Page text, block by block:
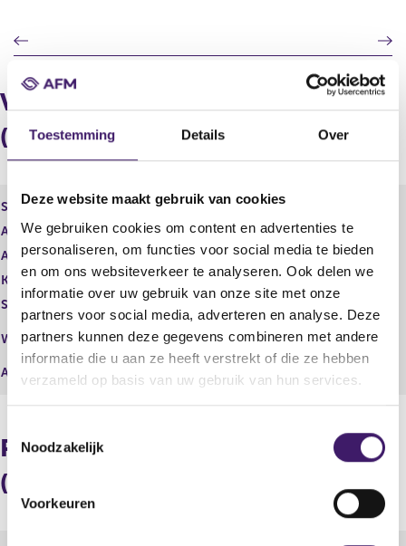
Toestemming Details Over
Deze website maakt gebruik van cookies
We gebruiken cookies om content en advertenties te
personaliseren, om functies voor social media te bieden
en om ons websiteverkeer te analyseren. Ook delen we
informatie over uw gebruik van onze site met onze
partners voor social media, adverteren en analyse. Deze
partners kunnen deze gegevens combineren met andere
informatie die u aan ze heeft verstrekt of die ze hebben
verzameld op basis van uw gebruik van hun services.
o
e
s
Noodzakelijk
Voorkeuren
o
r
i
g
e
e
i
t
e
r
r
e
u
l
t
a
V
o
l
g
e
e
s
t
r
e
l
a
a
Verdeling in aantallen
(longpositie)
Soort aandeel
Aandeel aan toonder
Aantal aandelen
729.098,00
Aantal stemmen
820.159,00
Kapitaalbelang
Reëel
Stemrecht
Wijze van beschikken
Afwikkeling
Procentuele verdeling
(longpositie)